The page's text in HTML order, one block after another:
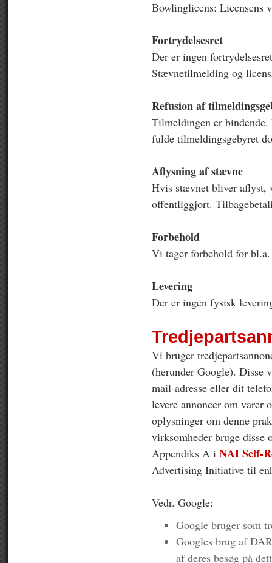
Bowlinglicens: Licensens
Fortrydelsesret
Der er ingen
Stævnetilmelding og
Refusion af
Tilmeldingen er
fulde tilmeldingsgebyret
Aflysning af stævne
Hvis stævnet bliver aflyst,
offentliggjort.
Forbehold
Vi tager forbehold for
Levering
Der er ingen fysisk
Vi bruger
(herunder Google). Disse
mail-adresse eller dit
levere annoncer om varer
oplysninger om denne
virksomheder bruge disse
Appendiks A i NAI Self-
Advertising Initiative til
Vedr. Google:
Google bruger som
Googles brug af
af deres besøg på